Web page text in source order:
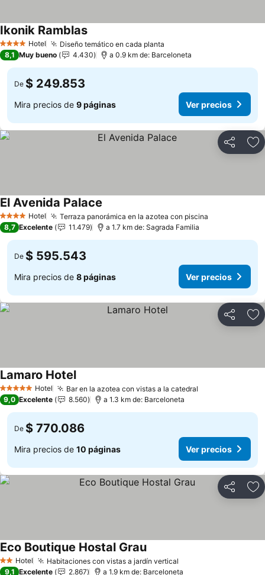
4 EstrellasHotel Diseño temático en cada planta
Ikonik RamblasVer precios
8,1 Muy bueno 4.430 a 0.9 km de: Barceloneta
De $ 249.853
Mira precios de 9 páginas Ver precios
Compartir
4 EstrellasHotel Terraza panorámica en la azotea con piscina
El Avenida Palace
8,7 Excelente 11.479 a 1.7 km de: Sagrada Familia
De $ 595.543
Mira precios de 8 páginas Ver precios
Compartir
5 Estrellas Hotel Bar en la azotea con vistas a la catedral
Lamaro HotelVer precios
9,0 Excelente 8.560 a 1.3 km de: Barceloneta
De $ 770.086
Mira precios de 10 páginas Ver precios
Compartir
2 Estrellas
Hotel Habitaciones con vistas a jardín vertical
Eco Boutique Hostal GrauVer precios
9,1 Excelente 2.867 a 1.9 km de: Barceloneta